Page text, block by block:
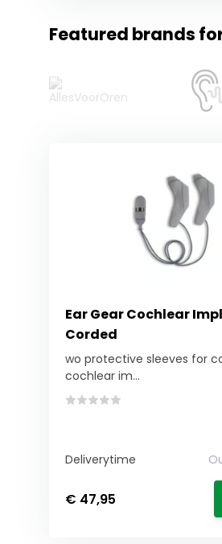
Featured brands
Ear Gear Cochlear
Corded
wo protective sleeves for
cochlear im...
Deliverytime
€ 47,95